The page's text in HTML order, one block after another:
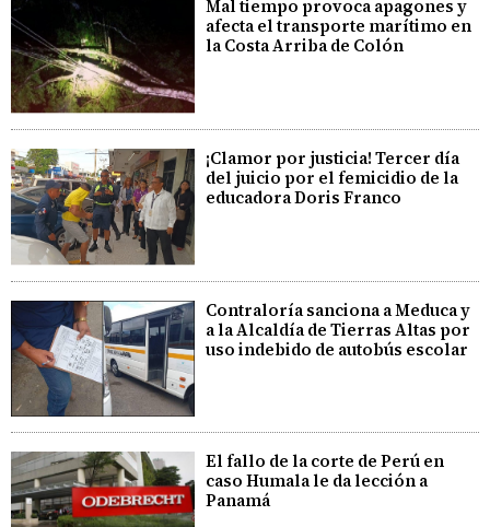
Mal tiempo provoca apagones y
afecta el transporte marítimo en
la Costa Arriba de Colón
¡Clamor por justicia! Tercer día
del juicio por el femicidio de la
educadora Doris Franco
Contraloría sanciona a Meduca y
a la Alcaldía de Tierras Altas por
uso indebido de autobús escolar
El fallo de la corte de Perú en
caso Humala le da lección a
Panamá